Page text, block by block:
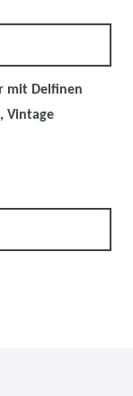
mit Delfinen
Vintage